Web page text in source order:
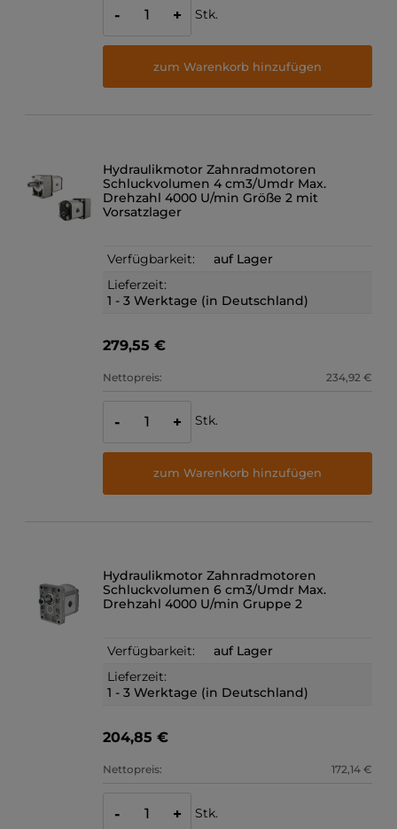
- + Stk.
zum Warenkorb hinzufügen
Hydraulikmotor Zahnradmotoren
Schluckvolumen 4 cm3/Umdr Max.
Drehzahl 4000 U/min Größe 2 mit
Vorsatzlager
Verfügbarkeit:
auf Lager
Lieferzeit:
1 - 3 Werktage (in Deutschland)
279,55 €
Nettopreis: 234,92 €
- + Stk.
zum Warenkorb hinzufügen
Hydraulikmotor Zahnradmotoren
Schluckvolumen 6 cm3/Umdr Max.
Drehzahl 4000 U/min Gruppe 2
Verfügbarkeit:
auf Lager
Lieferzeit:
1 - 3 Werktage (in Deutschland)
204,85 €
Nettopreis: 172,14 €
- + Stk.